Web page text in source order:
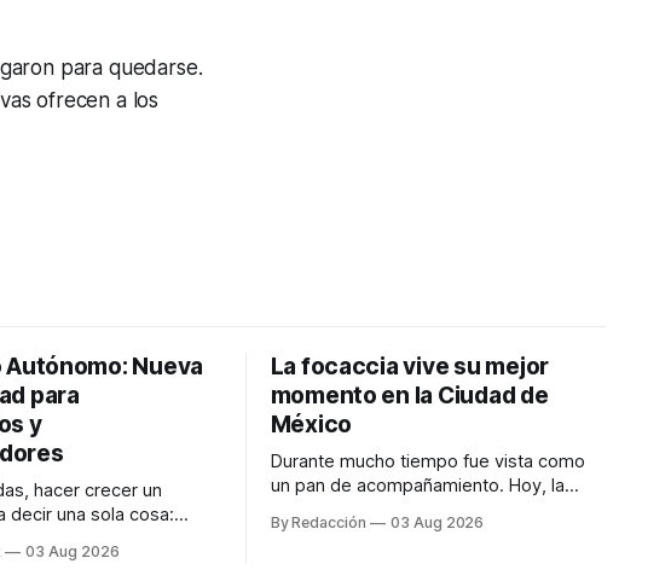
para quedarse.
ofrecen a los
Autónomo: Nueva
para
y
hacer crecer un
decir una sola cosa:
en marketing
03 Aug 2026
La focaccia vive su mejor
momento en la Ciudad de
México
Durante mucho tiempo fue vista como
un pan de acompañamiento. Hoy, la
platillos favoritos de quienes buscan
By Redacción 03 Aug 2026